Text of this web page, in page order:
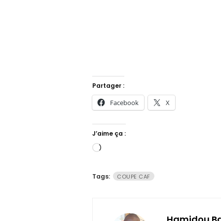
Partager :
Facebook X
J’aime ça :
Chargement…
Tags: COUPE CAF